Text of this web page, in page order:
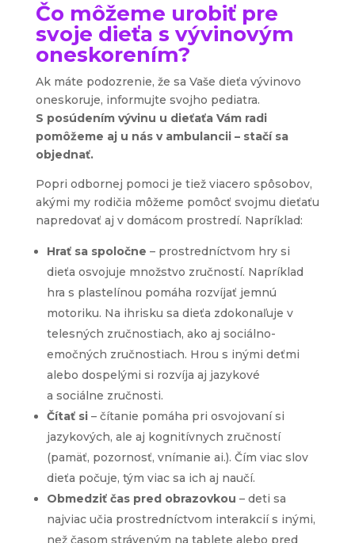
Čo môžeme urobiť pre
svoje dieťa s vývinovým
oneskorením?
Ak máte podozrenie, že sa Vaše dieťa vývinovo
oneskoruje, informujte svojho pediatra.
S posúdením vývinu u dieťaťa Vám radi
pomôžeme aj u nás v ambulancii – stačí sa
objednať.
Popri odbornej pomoci je tiež viacero spôsobov,
akými my rodičia môžeme pomôcť svojmu dieťaťu
napredovať aj v domácom prostredí. Napríklad:
Hrať sa spoločne – prostredníctvom hry si
dieťa osvojuje množstvo zručností. Napríklad
hra s plastelínou pomáha rozvíjať jemnú
motoriku. Na ihrisku sa dieťa zdokonaľuje v
telesných zručnostiach, ako aj sociálno-
emočných zručnostiach. Hrou s inými deťmi
alebo dospelými si rozvíja aj jazykové
a sociálne zručnosti.
Čítať si – čítanie pomáha pri osvojovaní si
jazykových, ale aj kognitívnych zručností
(pamäť, pozornosť, vnímanie ai.). Čím viac slov
dieťa počuje, tým viac sa ich aj naučí.
Obmedziť čas pred obrazovkou – deti sa
najviac učia prostredníctvom interakcií s inými,
než časom stráveným na tablete alebo pred